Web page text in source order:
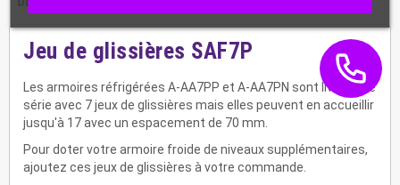
Jeu de glissières SAF7P
Les armoires réfrigérées A-AA7PP et A-AA7PN sont livrées de
série avec 7 jeux de glissières mais elles peuvent en accueillir
jusqu'à 17 avec un espacement de 70 mm.
Pour doter votre armoire froide de niveaux supplémentaires,
ajoutez ces jeux de glissières à votre commande.